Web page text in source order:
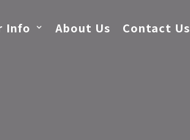
Info About Us Contact Us